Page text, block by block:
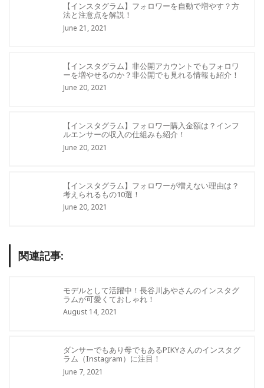
【インスタグラム】フォロワーを自動で増やす？方
法と注意点を解説！
June 21, 2021
【インスタグラム】非公開アカウントでもフォロワ
ーを増やせるのか？非公開でも見れる情報も紹介！
June 20, 2021
【インスタグラム】フォロワー購入金額は？インフ
ルエンサーの収入の仕組みも紹介！
June 20, 2021
【インスタグラム】フォロワーが増えない理由は？
考えられるもの10選！
June 20, 2021
関連記事:
モデルとして活躍中！長谷川あやさんのインスタグ
ラムが可愛くておしゃれ！
August 14, 2021
ダンサーでもあり母でもあるPIKYさんのインスタグ
ラム（Instagram）に注目！
June 7, 2021